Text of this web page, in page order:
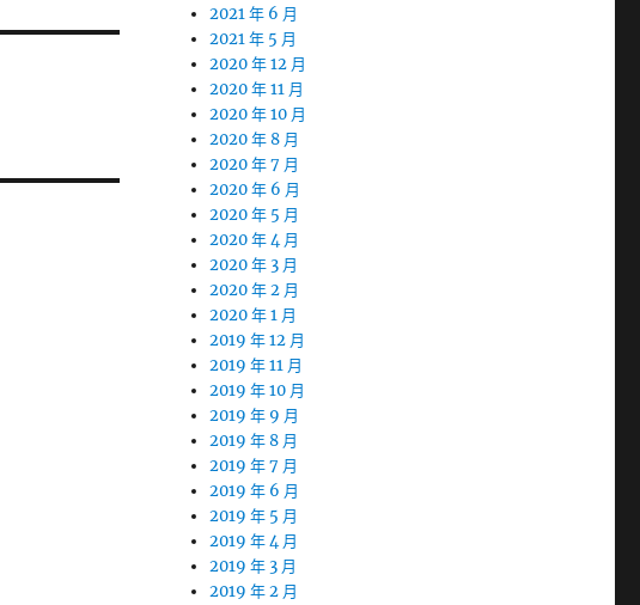
2021 年 6 月
2021 年 5 月
2020 年 12 月
2020 年 11 月
2020 年 10 月
2020 年 8 月
2020 年 7 月
2020 年 6 月
2020 年 5 月
2020 年 4 月
2020 年 3 月
2020 年 2 月
2020 年 1 月
2019 年 12 月
2019 年 11 月
2019 年 10 月
2019 年 9 月
2019 年 8 月
2019 年 7 月
2019 年 6 月
2019 年 5 月
2019 年 4 月
2019 年 3 月
2019 年 2 月